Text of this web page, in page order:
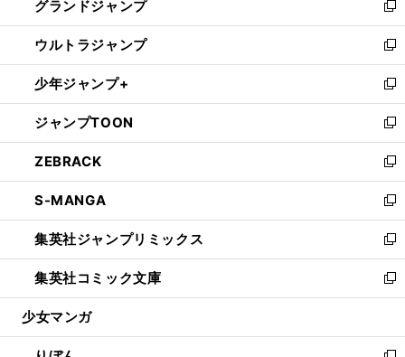
で
開
く
ド
ウ
で
開
く
ィ
ン
ド
ウ
で
開
く
い
ウ
ィ
ン
ド
ウ
で
開
く
グランドジャンプ
新
し
い
ウ
ィ
ン
ド
ウ
で
開
く
ウルトラジャンプ
新
し
い
ウ
ィ
ン
ド
ウ
で
開
く
少年ジャンプ+
新
し
い
ウ
ィ
ン
ド
ウ
で
開
く
ジャンプTOON
新
し
い
ウ
ィ
ン
ド
ウ
で
開
ZEBRACK
新
し
い
ウ
ィ
ン
ド
ウ
開
S-MANGA
新
し
い
ウ
ィ
ン
ウ
集英社ジャンプリミックス
新
し
い
ウ
ン
集英社コミック文庫
新
し
ウ
少女マンガ